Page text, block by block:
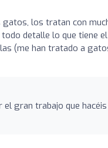
los tratan con
detalle lo que tiene
(me han tratado a
gran trabajo que